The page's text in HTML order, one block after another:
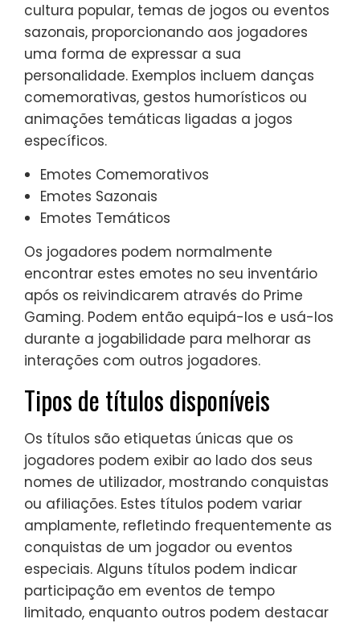
cultura popular, temas de jogos ou eventos
sazonais, proporcionando aos jogadores
uma forma de expressar a sua
personalidade. Exemplos incluem danças
comemorativas, gestos humorísticos ou
animações temáticas ligadas a jogos
específicos.
Emotes Comemorativos
Emotes Sazonais
Emotes Temáticos
Os jogadores podem normalmente
encontrar estes emotes no seu inventário
após os reivindicarem através do Prime
Gaming. Podem então equipá-los e usá-los
durante a jogabilidade para melhorar as
interações com outros jogadores.
Tipos de títulos disponíveis
Os títulos são etiquetas únicas que os
jogadores podem exibir ao lado dos seus
nomes de utilizador, mostrando conquistas
ou afiliações. Estes títulos podem variar
amplamente, refletindo frequentemente as
conquistas de um jogador ou eventos
especiais. Alguns títulos podem indicar
participação em eventos de tempo
limitado, enquanto outros podem destacar